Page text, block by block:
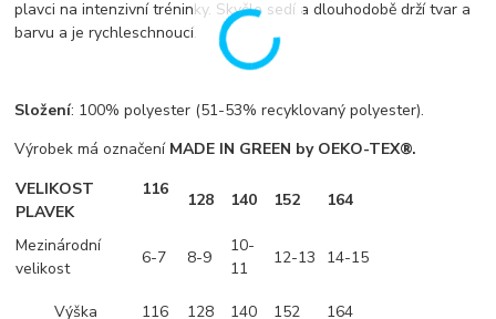
plavci na intenzivní tréninky. Skvěle sedí a dlouhodobě drží tvar a
barvu a je rychleschnoucí.
Složení: 100% polyester (51-53% recyklovaný polyester).
Výrobek má označení MADE IN GREEN by OEKO-TEX®.
VELIKOST
PLAVEK
116
128 140 152 164
Mezinárodní
velikost
6-7 8-9
10-
11
12-13 14-15
Výška 116 128 140 152 164